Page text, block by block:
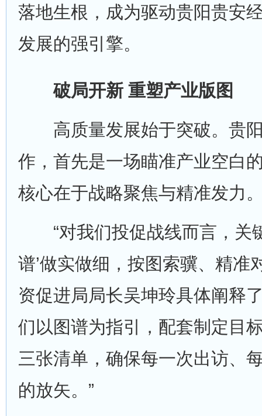
落地生根，成为驱动贵阳贵安
发展的强引擎。
破局开新 重塑产业版图
高质量发展始于突破。贵阳
作，首先是一场瞄准产业空白
核心在于战略聚焦与精准发力
“对我们投促战线而言，关
谱’做实做细，按图索骥、精准
资促进局局长吴坤玲具体阐释
们以图谱为指引，配套制定目
三张清单，确保每一次出访、
的放矢。”